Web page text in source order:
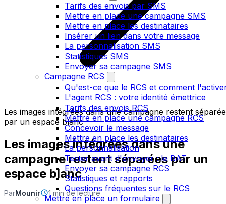
Tarifs des envois par SMS
Mettre en place une campagne SMS
Mettre en place les destinataires
Insérer un lien dans votre message
La personnalisation SMS
Statistiques SMS
Envoyer sa campagne SMS
Campagne RCS
Qu'est-ce que le RCS et comment
L'agent RCS : votre identité émettrice
Tarifs des envois RCS
Mettre en place une campagne RCS
Concevoir le message
Mettre en place les destinataires
La personnalisation
Tester avant d'envoyer : le BAT
Envoyer sa campagne RCS
Statistiques et rapports
Questions fréquentes sur le RCS
Mettre en place un formulaire
Les images intégrées dans une campagne restent
par un espace blanc
Les images intégrées dans une
campagne restent séparées par un
espace blanc
ParMounir 1 min de lecture